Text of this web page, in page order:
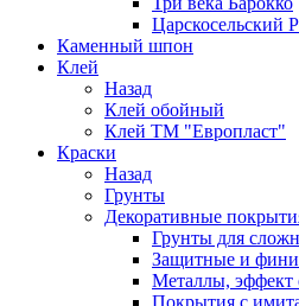
Царскосельский
Каменный шпон
Клей
Назад
Клей обойный
Клей ТМ "Европласт"
Краски
Назад
Грунты
Декоративные
Грунты для
Защитные и
Металлы, эффект
Покрытия с